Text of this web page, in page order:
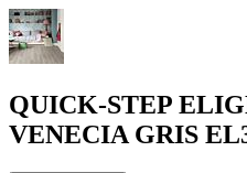
QUICK-STEP
VENECIA GRIS